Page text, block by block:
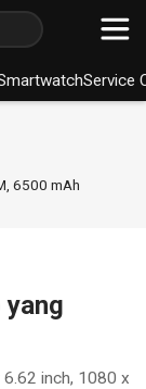
Service
6500 mAh
yang
inch, 1080 x